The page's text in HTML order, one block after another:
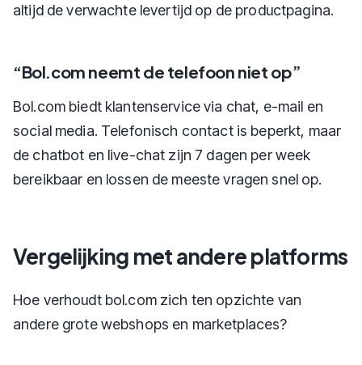
altijd de verwachte levertijd op de productpagina.
“Bol.com neemt de telefoon niet op”
Bol.com biedt klantenservice via chat, e-mail en
social media. Telefonisch contact is beperkt, maar
de chatbot en live-chat zijn 7 dagen per week
bereikbaar en lossen de meeste vragen snel op.
Vergelijking met andere platforms
Hoe verhoudt bol.com zich ten opzichte van
andere grote webshops en marketplaces?